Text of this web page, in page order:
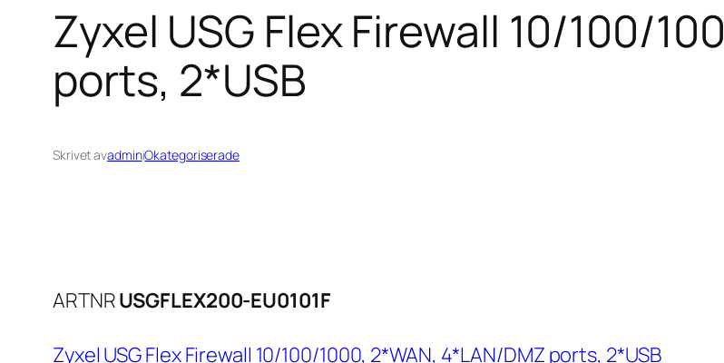
Zyxel USG Flex Firewall 10/100/
ports, 2*USB
Skrivet avadminiOkategoriserade
ARTNRUSGFLEX200-EU0101F
Zyxel USG Flex Firewall 10/100/1000, 2*WAN, 4*LAN/DMZ ports, 2*USB